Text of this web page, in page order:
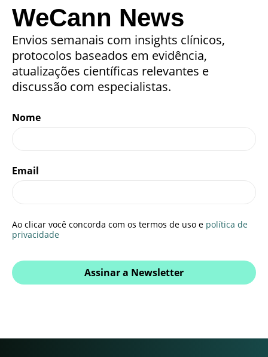
WeCann News
Envios semanais com insights clínicos,
protocolos baseados em evidência,
atualizações científicas relevantes e
discussão com especialistas.
Nome
Email
Ao clicar você concorda com os termos de uso e política de
privacidade
Assinar a Newsletter